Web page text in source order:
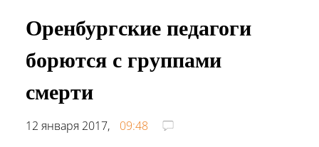
Оренбургские педагоги
борются с группами
смерти
12 января 2017,
09:48